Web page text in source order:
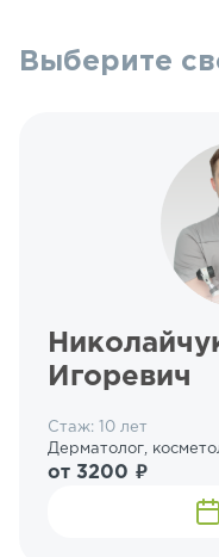
Выберите
Игоревич
Стаж: 10 лет
Дерматолог,
от 3200 ₽